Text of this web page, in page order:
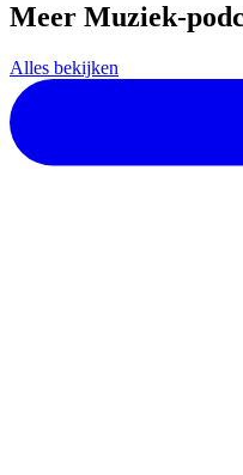
Meer Muziek-
Alles bekijken